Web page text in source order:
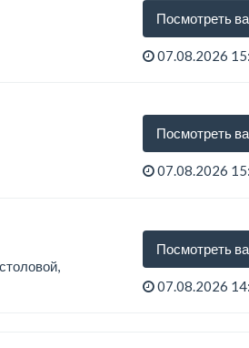
Посмотреть
07.08.2026
Посмотреть
07.08.2026
Посмотреть
07.08.2026